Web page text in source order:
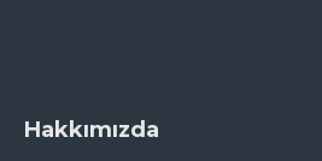
Hakkımızda